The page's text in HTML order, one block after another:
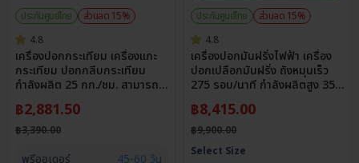
ประกันศูนย์ไทย
ส่วนลด 15%
4.8
เครื่องปอกกระเทียม เครื่องแกะ
กระเทียม ปอกกลีบกระเทียม
กำลังผลิต 25 กก./ชม. สามารถ
฿2,881.50
฿3,390.00
พรีออเดอร์ 45-60 วัน
ประกันศูนย์ไทย
ส่วนลด 15%
4.8
เครื่องปอกมันฝรั่งไฟฟ้า เครื่อง
ปอกเปลือกมันฝรั่ง ถังหมุนเร็ว
275 รอบ/นาที กำลังผลิตสูง 350
฿8,415.00
฿9,900.00
Select Size